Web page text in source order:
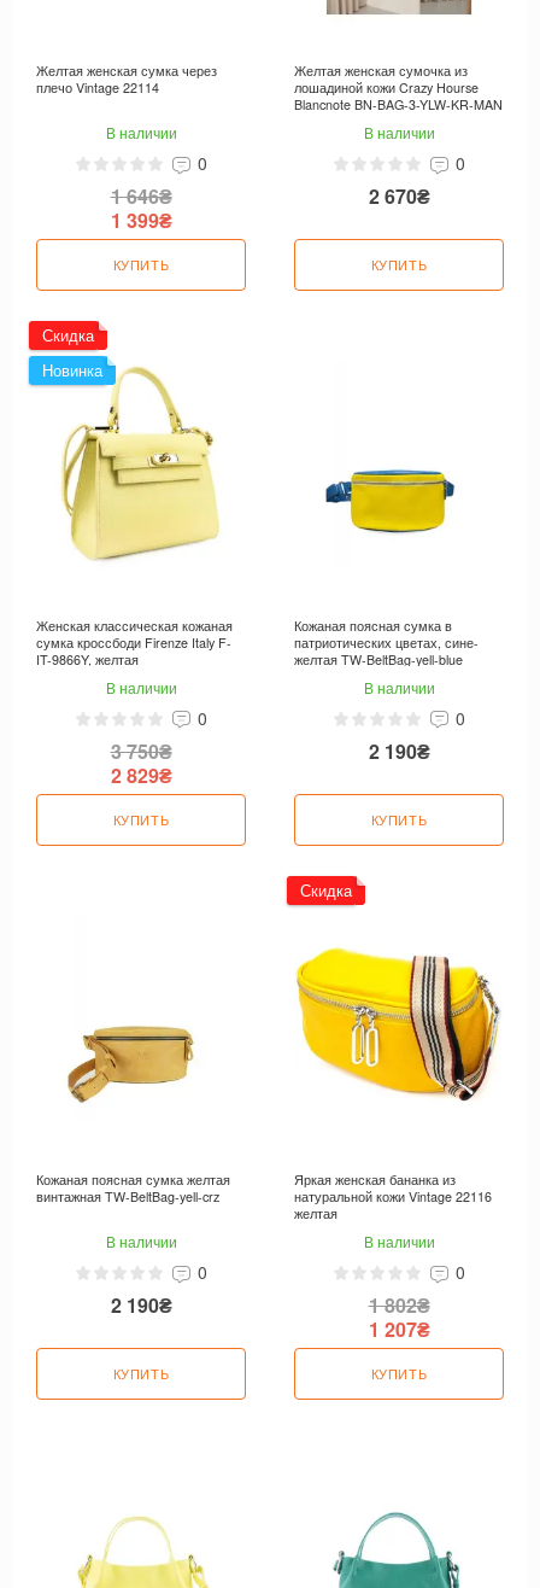
Желтая женская сумка через
плечо Vintage 22114
В наличии
0
1 646₴
1 399₴
КУПИТЬ
Желтая женская сумочка из
лошадиной кожи Crazy Hourse
Blancnote BN-BAG-3-YLW-KR-MAN
В наличии
0
2 670₴
КУПИТЬ
Скидка
Новинка
Женская классическая кожаная
сумка кроссбоди Firenze Italy F-
IT-9866Y, желтая
В наличии
0
3 750₴
2 829₴
КУПИТЬ
Кожаная поясная сумка в
патриотических цветах, сине-
желтая TW-BeltBag-yell-blue
В наличии
0
2 190₴
КУПИТЬ
Кожаная поясная сумка желтая
винтажная TW-BeltBag-yell-crz
В наличии
0
2 190₴
КУПИТЬ
Скидка
Яркая женская бананка из
натуральной кожи Vintage 22116
желтая
В наличии
0
1 802₴
1 207₴
КУПИТЬ